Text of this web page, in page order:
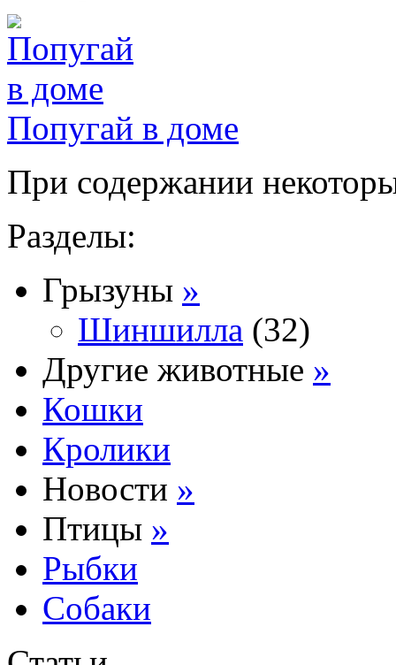
Попугай в доме
При содержании
Разделы:
Грызуны »
Шиншилла (32)
Другие животные »
Кошки
Кролики
Новости »
Птицы »
Рыбки
Собаки